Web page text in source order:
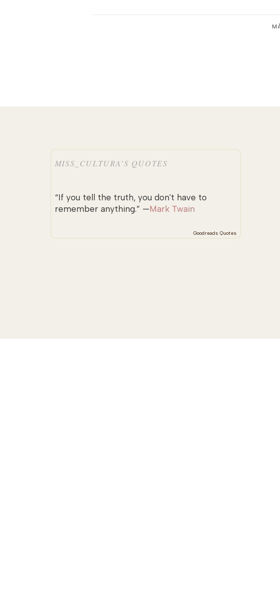
MISS_CULTURA’S QUOTES
“If you tell the truth, you don't have to
remember anything.” —Mark Twain
Goodreads Quotes